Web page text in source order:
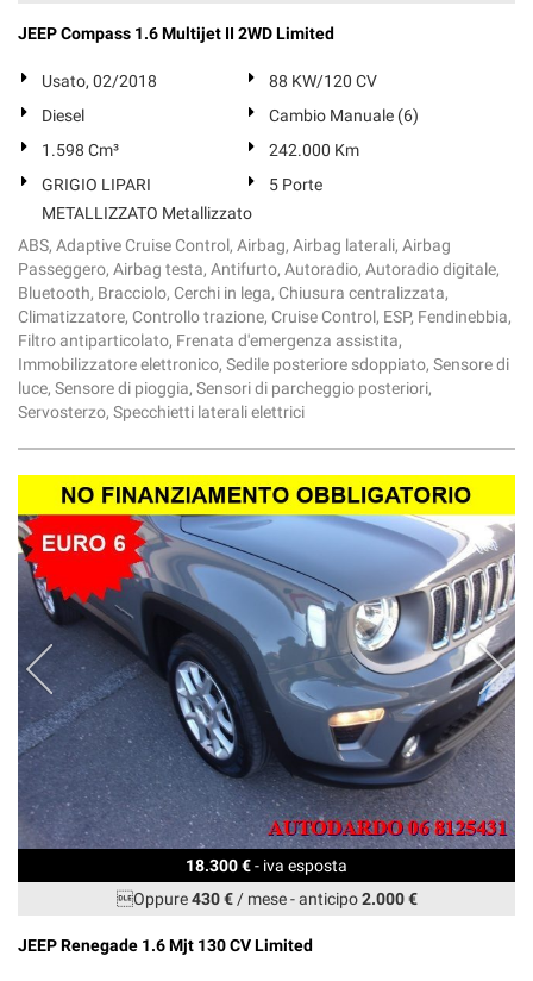
JEEP Compass 1.6 Multijet II 2WD Limited
Usato, 02/2018
88 KW/120 CV
Diesel
Cambio Manuale (6)
1.598 Cm³
242.000 Km
GRIGIO LIPARI
METALLIZZATO Metallizzato
5 Porte
ABS, Adaptive Cruise Control, Airbag, Airbag laterali, Airbag
Passeggero, Airbag testa, Antifurto, Autoradio, Autoradio digitale,
Bluetooth, Bracciolo, Cerchi in lega, Chiusura centralizzata,
Climatizzatore, Controllo trazione, Cruise Control, ESP, Fendinebbia,
Filtro antiparticolato, Frenata d'emergenza assistita,
Immobilizzatore elettronico, Sedile posteriore sdoppiato, Sensore di
luce, Sensore di pioggia, Sensori di parcheggio posteriori,
Servosterzo, Specchietti laterali elettrici
18.300 €- iva esposta
Oppure430 €/ mese-anticipo2.000 €
JEEP Renegade 1.6 Mjt 130 CV Limited
le